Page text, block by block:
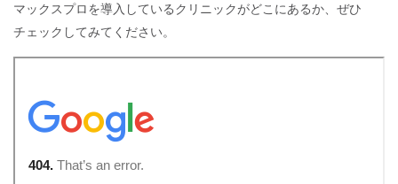
マックスプロを導入しているクリニックがどこにあるか、ぜひ
チェックしてみてください。